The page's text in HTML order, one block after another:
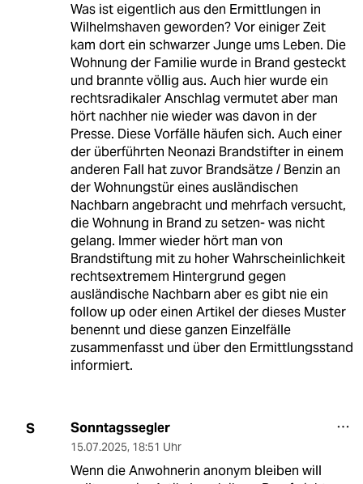
Was ist eigentlich aus den Ermittlungen in
Wilhelmshaven geworden? Vor einiger Zeit
kam dort ein schwarzer Junge ums Leben. Die
Wohnung der Familie wurde in Brand gesteckt
und brannte völlig aus. Auch hier wurde ein
rechtsradikaler Anschlag vermutet aber man
hört nachher nie wieder was davon in der
Presse. Diese Vorfälle häufen sich. Auch einer
der überführten Neonazi Brandstifter in einem
anderen Fall hat zuvor Brandsätze / Benzin an
der Wohnungstür eines ausländischen
Nachbarn angebracht und mehrfach versucht,
die Wohnung in Brand zu setzen- was nicht
gelang. Immer wieder hört man von
Brandstiftung mit zu hoher Wahrscheinlichkeit
rechtsextremem Hintergrund gegen
ausländische Nachbarn aber es gibt nie ein
follow up oder einen Artikel der dieses Muster
benennt und diese ganzen Einzelfälle
zusammenfasst und über den Ermittlungsstand
informiert.
S Sonntagssegler
15.07.2025, 18:51 Uhr
Wenn die Anwohnerin anonym bleiben will